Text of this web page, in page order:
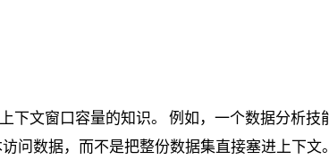
下文窗口容量的知识。 例如，一个数据分析技
问数据，而不是把整份数据集直接塞进上下文。